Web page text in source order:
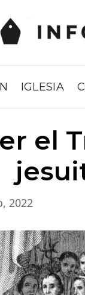
IGLESIA
el
2022